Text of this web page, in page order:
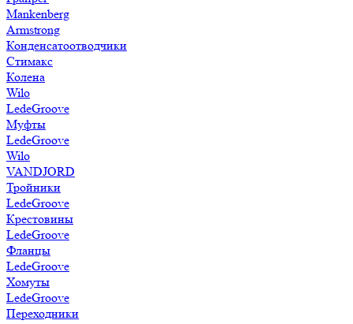
Mankenberg
Armstrong
Конденсатоотводчики
Стимакс
Колена
Wilo
LedeGroove
Муфты
LedeGroove
Wilo
VANDJORD
Тройники
LedeGroove
Крестовины
LedeGroove
Фланцы
LedeGroove
Хомуты
LedeGroove
Переходники